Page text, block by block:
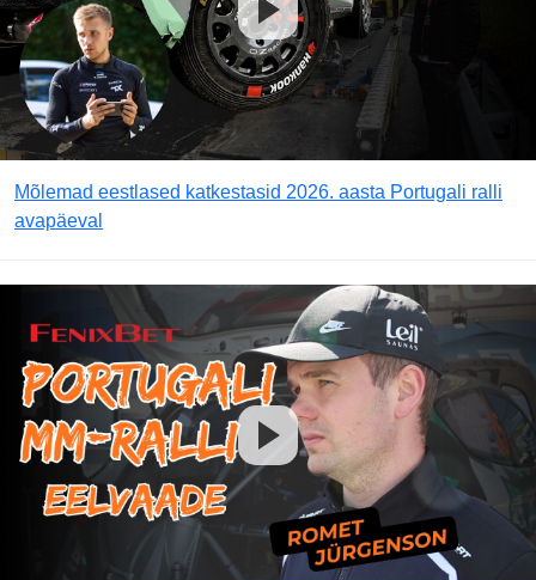
Mõlemad eestlased katkestasid 2026. aasta Portugali ralli
avapäeval